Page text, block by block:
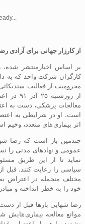
از کارزار جهانی برای آزادی
بر اساس اخبارمنتشر
از
معالجات پزشکی، دست بە
است. او در شرایطی به
اثر بیماری های متعدد، وخیم
چندمین بار است که رضا
عمومی و نهادهای مدنی را
نماید تا از این طریق
سیاسی را رعایت کنند. ‌قبل از
مختلف منجملە در اعتراض
خود را به خطر انداخته و
رضا شهابی بارها قبل از
موانع معالجە بیماری هایش